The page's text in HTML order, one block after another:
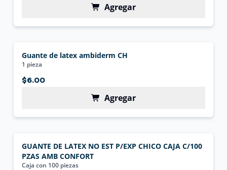
Agregar
Guante de latex ambiderm CH
1 pieza
$6.00
Agregar
GUANTE DE LATEX NO EST P/EXP CHICO CAJA C/100
PZAS AMB CONFORT
Caja con 100 piezas